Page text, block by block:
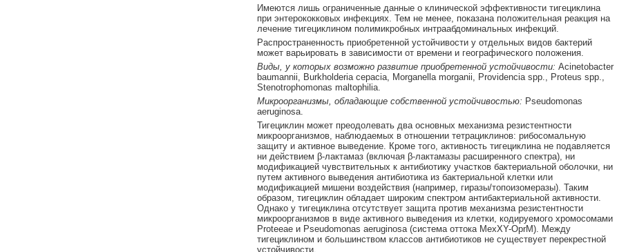
Имеются лишь ограниченные данные о клинической эффективности тигециклина
при энтерококковых инфекциях. Тем не менее, показана положительная реакция на
лечение тигециклином полимикробных интраабдоминальных инфекций.
Распространенность приобретенной устойчивости у отдельных видов бактерий
может варьировать в зависимости от времени и географического положения.
Виды, у которых возможно развитие приобретенной устойчивости: Acinetobacter
baumannii, Burkholderia cepacia, Morganella morganii, Providencia spp., Proteus spp.,
Stenotrophomonas maltophilia.
Микроорганизмы, обладающие собственной устойчивостью: Pseudomonas
aeruginosa.
Тигециклин может преодолевать два основных механизма резистентности
микроорганизмов, наблюдаемых в отношении тетрациклинов: рибосомальную
защиту и активное выведение. Кроме того, активность тигециклина не подавляется
ни действием β-лактамаз (включая β-лактамазы расширенного спектра), ни
модификацией чувствительных к антибиотику участков бактериальной оболочки, ни
путем активного выведения антибиотика из бактериальной клетки или
модификацией мишени воздействия (например, гиразы/топоизомеразы). Таким
образом, тигециклин обладает широким спектром антибактериальной активности.
Однако у тигециклина отсутствует защита против механизма резистентности
микроорганизмов в виде активного выведения из клетки, кодируемого хромосомами
Proteeae и Pseudomonas aeruginosa (система оттока MexXY-OprM). Между
тигециклином и большинством классов антибиотиков не существует перекрестной
устойчивости.